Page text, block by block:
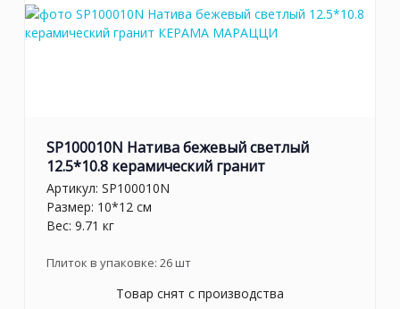
SP100010N Натива бежевый светлый
12.5*10.8 керамический гранит
Артикул: SP100010N
Размер: 10*12 см
Вес: 9.71 кг
Плиток в упаковке: 26шт
Товар снят с производства